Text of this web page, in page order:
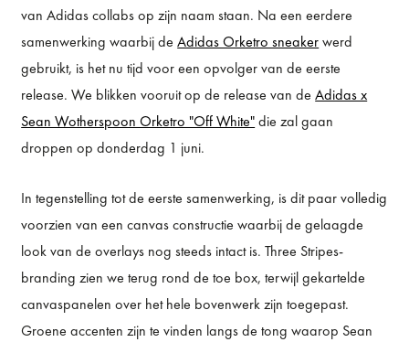
van Adidas collabs op zijn naam staan. Na een eerdere
samenwerking waarbij deAdidas Orketro sneakerwerd
gebruikt, is het nu tijd voor een opvolger van de eerste
release. We blikken vooruit op de release van deAdidas x
Sean Wotherspoon Orketro "Off White"die zal gaan
droppen op donderdag 1 juni.
In tegenstelling tot de eerste samenwerking, is dit paar volledig
voorzien van een canvas constructie waarbij de gelaagde
look van de overlays nog steeds intact is. Three Stripes-
branding zien we terug rond de toe box, terwijl gekartelde
canvaspanelen over het hele bovenwerk zijn toegepast.
Groene accenten zijn te vinden langs de tong waarop Sean